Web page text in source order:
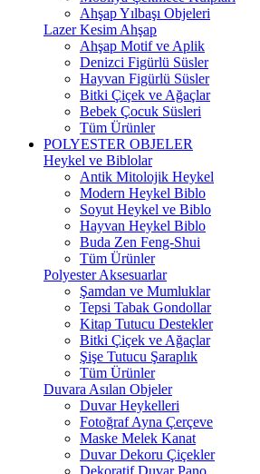
Ahşap Yılbaşı Objeleri
Lazer Kesim Ahşap
Ahşap Motif ve Aplik
Denizci Figürlü Süsler
Hayvan Figürlü Süsler
Bitki Çiçek ve Ağaçlar
Bebek Çocuk Süsleri
Tüm Ürünler
POLYESTER OBJELER
Heykel ve Biblolar
Antik Mitolojik Heykel
Modern Heykel Biblo
Soyut Heykel ve Biblo
Hayvan Heykel Biblo
Buda Zen Feng-Shui
Tüm Ürünler
Polyester Aksesuarlar
Şamdan ve Mumluklar
Tepsi Tabak Gondollar
Kitap Tutucu Destekler
Bitki Çiçek ve Ağaçlar
Şişe Tutucu Şaraplık
Tüm Ürünler
Duvara Asılan Objeler
Duvar Heykelleri
Fotoğraf Ayna Çerçeve
Maske Melek Kanat
Duvar Dekoru Çiçekler
Dekoratif Duvar Pano